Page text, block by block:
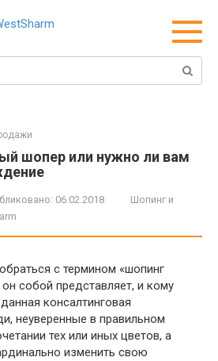
шопер или нужно ли вам
06.02.2018
Шопинг и
с термином «шопинг
собой представляет, и кому
консалтинговая
неуверенные в правильном
тех или иных цветов, а
изменить свою